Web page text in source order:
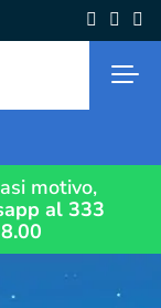
motivo,
al 333